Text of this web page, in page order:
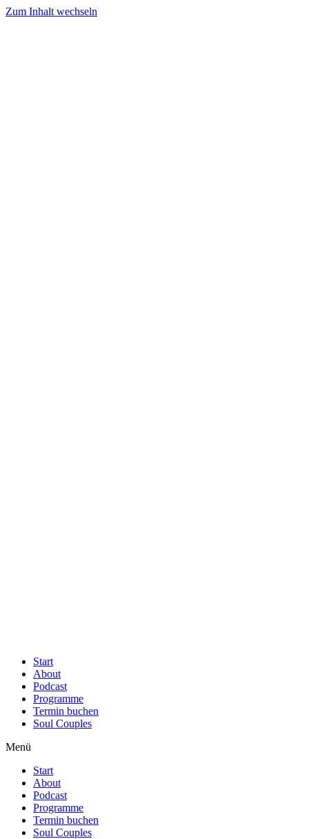
Zum Inhalt wechseln
Start
About
Podcast
Programme
Termin buchen
Soul Couples
Menü
Start
About
Podcast
Programme
Termin buchen
Soul Couples